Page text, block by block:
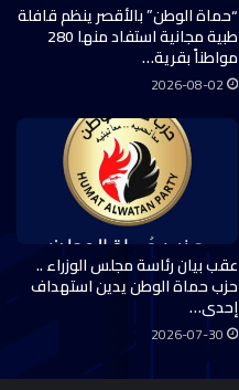
“حماة الوطن” بالأقصر ينظم قافلة
طبية مجانية استفاد منها 280
مواطناً بقرية…
2026-08-02
عقب بيان رئاسة مجلس الوزراء ..
حزب حماة الوطن يدين استهداف
إحدى…
2026-07-30